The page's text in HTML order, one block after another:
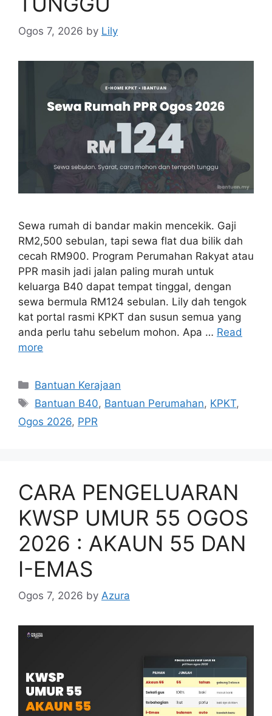
Ogos 7, 2026 by Lily
Sewa rumah di bandar makin mencekik. Gaji
RM2,500 sebulan, tapi sewa flat dua bilik dah
cecah RM900. Program Perumahan Rakyat atau
PPR masih jadi jalan paling murah untuk
keluarga B40 dapat tempat tinggal, dengan
sewa bermula RM124 sebulan. Lily dah tengok
kat portal rasmi KPKT dan susun semua yang
anda perlu tahu sebelum mohon. Apa … Read
more
Categories
Bantuan Kerajaan
Tags
Bantuan B40, Bantuan Perumahan, KPKT,
Ogos 2026, PPR
CARA PENGELUARAN
KWSP UMUR 55 OGOS
2026 : AKAUN 55 DAN
I-EMAS
Ogos 7, 2026 by Azura